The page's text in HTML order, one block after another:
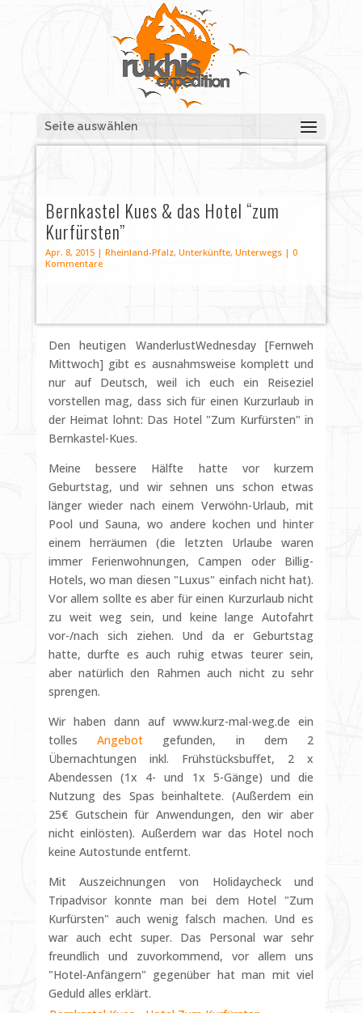
Seite auswählen
Bernkastel Kues & das Hotel “zum
Kurfürsten”
Apr. 8, 2015| Rheinland-Pfalz, Unterkünfte, Unterwegs| 0
Kommentare
Den heutigen WanderlustWednesday [Fernweh
Mittwoch] gibt es ausnahmsweise komplett und
nur auf Deutsch, weil ich euch ein Reiseziel
vorstellen mag, dass sich für einen Kurzurlaub in
der Heimat lohnt: Das Hotel "Zum Kurfürsten" in
Bernkastel-Kues.
Meine bessere Hälfte hatte vor kurzem
Geburtstag, und wir sehnen uns schon etwas
länger wieder nach einem Verwöhn-Urlaub, mit
Pool und Sauna, wo andere kochen und hinter
einem herräumen (die letzten Urlaube waren
immer Ferienwohnungen, Campen oder Billig-
Hotels, wo man diesen "Luxus" einfach nicht hat).
Vor allem sollte es aber für einen Kurzurlaub nicht
zu weit weg sein, und keine lange Autofahrt
vor-/nach sich ziehen. Und da er Geburtstag
hatte, durfte es auch ruhig etwas teurer sein,
aber natürlich den Rahmen auch nicht zu sehr
sprengen.
Wir haben dann auf www.kurz-mal-weg.de ein
tollesAngebot gefunden, in dem 2
Übernachtungen inkl. Frühstücksbuffet, 2 x
Abendessen (1x 4- und 1x 5-Gänge) und die
Nutzung des Spas beinhaltete. (Außerdem ein
25€ Gutschein für Anwendungen, den wir aber
nicht einlösten). Außerdem war das Hotel noch
keine Autostunde entfernt.
Mit Auszeichnungen von Holidaycheck und
Tripadvisor konnte man bei dem Hotel "Zum
Kurfürsten" auch wenig falsch machen. Und es
war auch echt super. Das Personal war sehr
freundlich und zuvorkommend, vor allem uns
"Hotel-Anfängern" gegenüber hat man mit viel
Geduld alles erklärt.